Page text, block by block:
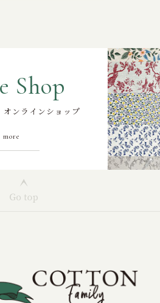
Shop
オンラインショップ